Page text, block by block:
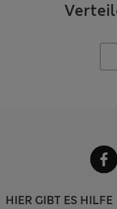
HIER GIBT ES HILFE